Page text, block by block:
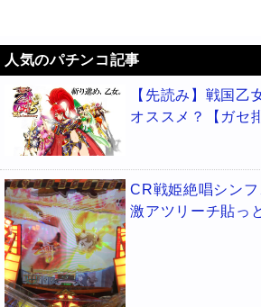
人気のパチンコ記事
【先読み】戦国乙
オススメ？【ガセ
CR戦姫絶唱シンフ
激アツリーチ貼っ